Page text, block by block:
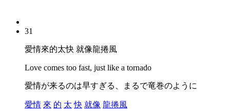
31
愛情來的太快 就像龍捲風
Love comes too fast, just like a tornado
愛情が来るのは早すぎる、まるで竜巻のように
愛情 來 的 太 快 就像 龍捲風